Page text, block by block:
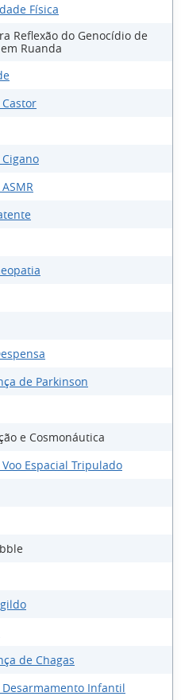
Física
Reflexão do Genocídio de
Ruanda
de Parkinson
e Cosmonáutica
Espacial Tripulado
de Chagas
Infantil